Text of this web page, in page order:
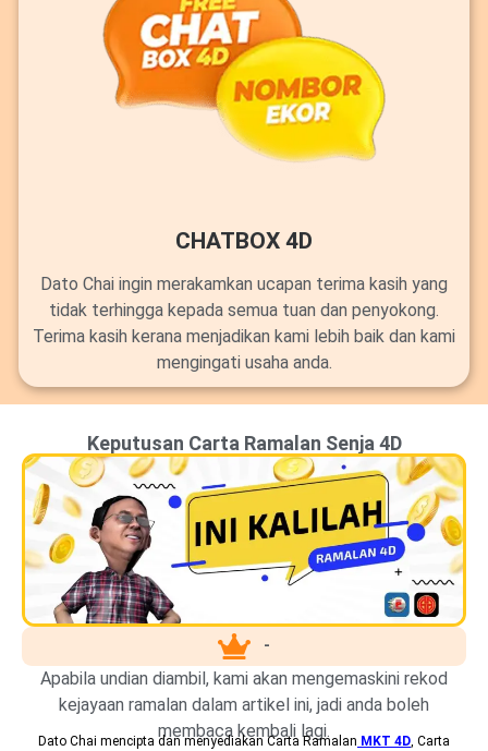
CHATBOX 4D
Dato Chai ingin merakamkan ucapan terima kasih yang
tidak terhingga kepada semua tuan dan penyokong.
Terima kasih kerana menjadikan kami lebih baik dan kami
mengingati usaha anda.
Keputusan Carta Ramalan Senja 4D
-
Apabila undian diambil, kami akan mengemaskini rekod
kejayaan ramalan dalam artikel ini, jadi anda boleh
membaca kembali lagi.
Dato Chai mencipta dan menyediakan Carta Ramalan MKT 4D , Carta